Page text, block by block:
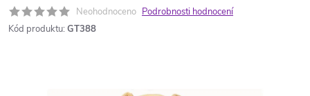
Neohodnoceno Podrobnosti hodnocení
Kód produktu: GT388